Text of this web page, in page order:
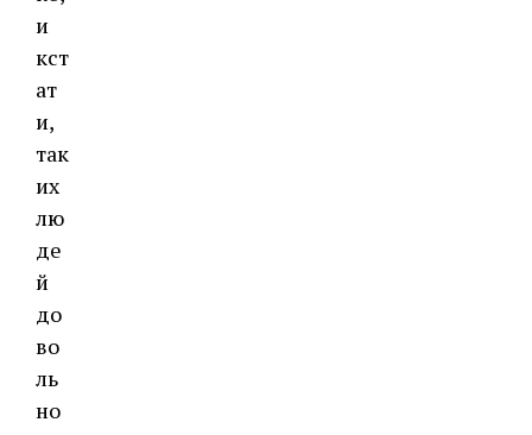
и
кст
ат
и,
так
их
лю
де
й
до
во
ль
но